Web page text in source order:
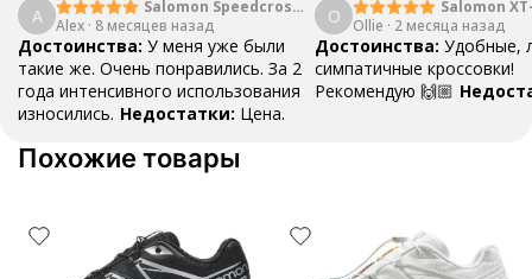
A
Salomon Speedcross
5 Black
Alex · 8 месяцев назад
Достоинства: У меня уже были
такие же. Очень понравились. За 2
года интенсивного использования
износились. Недостатки: Цена.
O
Salomon
Ollie · 2 месяца назад
Достоинства: Удобные,
симпатичные кроссовки!
Рекомендую 🙌🏼
Похожие товары